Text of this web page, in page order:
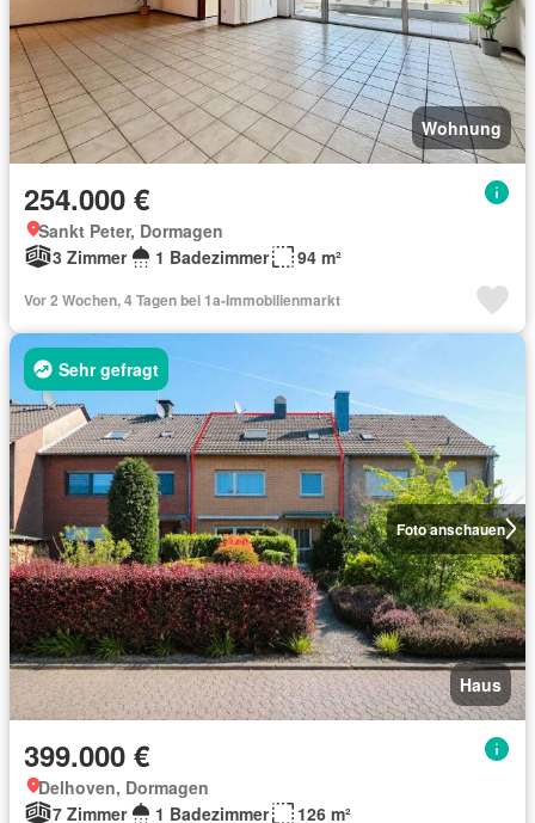
Wohnung
254.000 €
Sankt Peter, Dormagen
3 Zimmer
1 Badezimmer 94 m²
Vor 2 Wochen, 4 Tagen bei 1a-Immobilienmarkt
Foto anschauen
Sehr gefragt
Haus
399.000 €
Delhoven, Dormagen
7 Zimmer
1 Badezimmer 126 m²